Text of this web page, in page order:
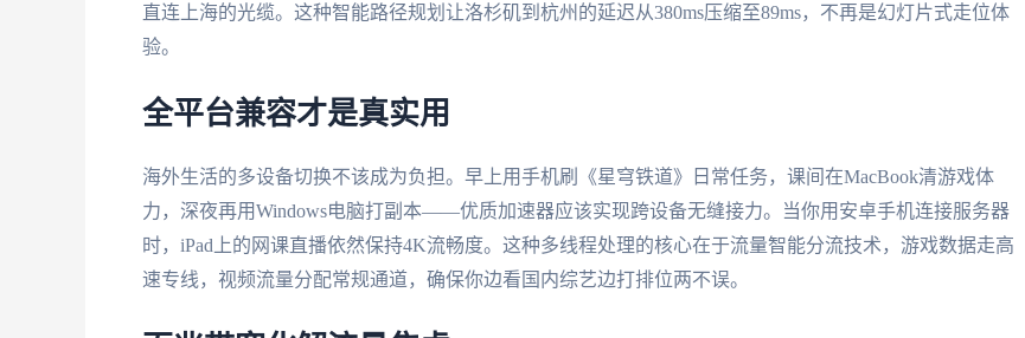
直连上海的光缆。这种智能路径规划让洛杉矶到杭州的延迟从380ms压缩至89ms，不再是幻灯片式走位体
验。
全平台兼容才是真实用
海外生活的多设备切换不该成为负担。早上用手机刷《星穹铁道》日常任务，课间在MacBook清游戏体
力，深夜再用Windows电脑打副本——优质加速器应该实现跨设备无缝接力。当你用安卓手机连接服务器
时，iPad上的网课直播依然保持4K流畅度。这种多线程处理的核心在于流量智能分流技术，游戏数据走高
速专线，视频流量分配常规通道，确保你边看国内综艺边打排位两不误。